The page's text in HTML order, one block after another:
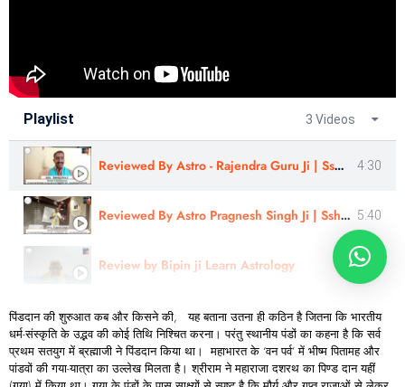
Playlist 3 Videos
Reviewed By Astro - Rajendra Guru Ji | Sshree Astro Vastu 4:30
Reviewed By Astro Pragnesh Singh Ji | Sshree Astro Vastu 5:40
Review by Bipin ji Learn Astrology 12:25
पिंडदान की शुरुआत कब और किसने की, यह बताना उतना ही कठिन है जितना कि भारतीय
धर्म-संस्कृति के उद्भव की कोई तिथि निश्चित करना। परंतु स्थानीय पंडों का कहना है कि सर्व
प्रथम सतयुग में ब्रह्माजी ने पिंडदान किया था। महाभारत के ‘वन पर्व’ में भीष्म पितामह और
पांडवों की गया-यात्रा का उल्लेख मिलता है। श्रीराम ने महाराजा दशरथ का पिण्ड दान यहीं